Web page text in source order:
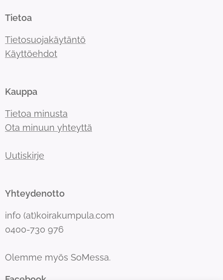
Tietoa
Tietosuojakäytäntö
Käyttöehdot
Kauppa
Tietoa minusta
Ota minuun yhteyttä
Uutiskirje
Yhteydenotto
info (at)koirakumpula.com
0400-730 976
Olemme myös SoMessa.